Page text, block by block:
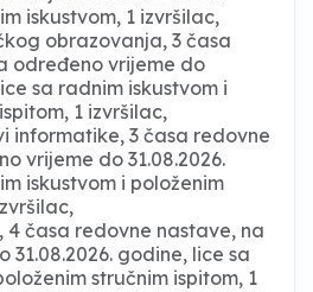
iskustvom, 1 izvršilac,
obrazovanja, 3 časa
određeno vrijeme do
sa radnim iskustvom i
1 izvršilac,
informatike, 3 časa redovne
vrijeme do 31.08.2026.
iskustvom i položenim
časa redovne nastave, na
31.08.2026. godine, lice sa
stručnim ispitom, 1